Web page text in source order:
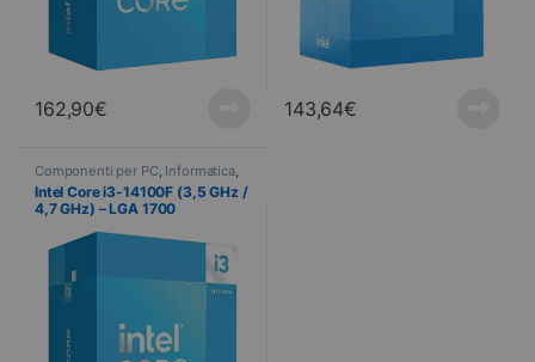
162,90€ 143,64€
Componenti per PC Informatica,
Processore
Intel Core i3-14100F (3,5 GHz /
4,7 GHz) – LGA 1700